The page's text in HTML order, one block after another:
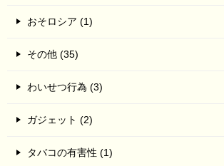
おそロシア (1)
その他 (35)
わいせつ行為 (3)
ガジェット (2)
タバコの有害性 (1)